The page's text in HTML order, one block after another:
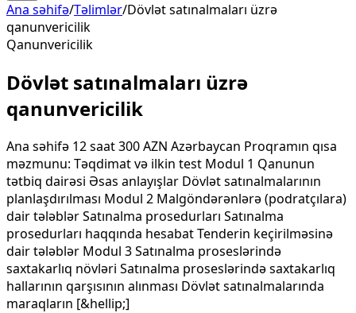
Ana səhifə/Təlimlər/Dövlət satınalmaları üzrə
qanunvericilik
Qanunvericilik
Dövlət satınalmaları üzrə
qanunvericilik
Ana səhifə 12 saat 300 AZN Azərbaycan Proqramın qısa
məzmunu​: Təqdimat və ilkin test Modul 1 Qanunun
tətbiq dairəsi Əsas anlayışlar Dövlət satınalmalarının
planlaşdırılması Modul 2 Malgöndərənlərə (podratçılara)
dair tələblər Satınalma prosedurları Satınalma
prosedurları haqqında hesabat Tenderin keçirilməsinə
dair tələblər Modul 3 Satınalma proseslərində
saxtakarlıq növləri Satınalma proseslərində saxtakarlıq
hallarının qarşısının alınması Dövlət satınalmalarında
maraqların [&hellip;]